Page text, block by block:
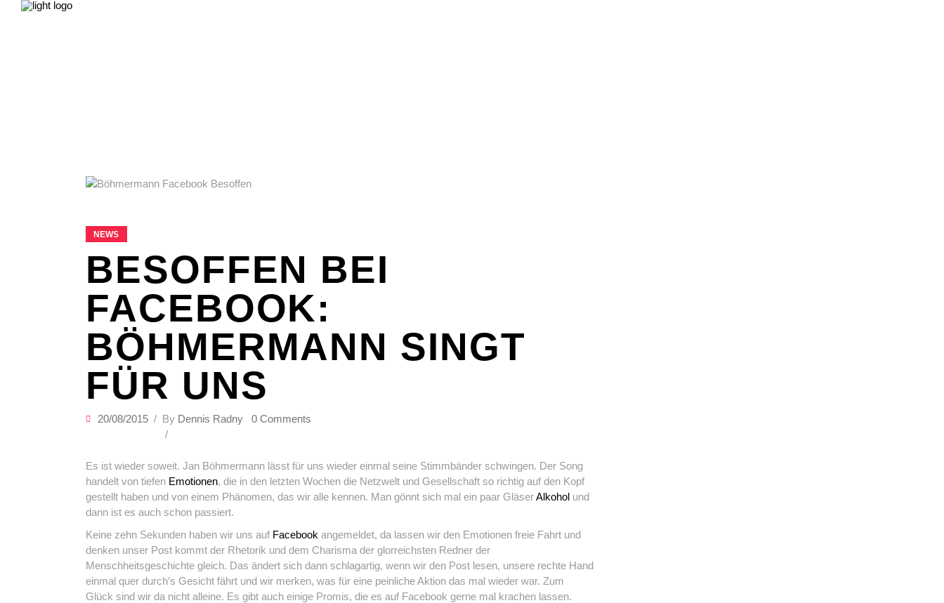
NEWS
BESOFFEN BEI
FACEBOOK:
BÖHMERMANN SINGT
FÜR UNS
20/08/2015 By Dennis Radny 0 Comments
Es ist wieder soweit. Jan Böhmermann lässt für uns wieder einmal seine Stimmbänder schwingen. Der Song
handelt von tiefen Emotionen, die in den letzten Wochen die Netzwelt und Gesellschaft so richtig auf den Kopf
gestellt haben und von einem Phänomen, das wir alle kennen. Man gönnt sich mal ein paar GläserAlkohol und
dann ist es auch schon passiert.
Keine zehn Sekunden haben wir uns auf Facebook angemeldet, da lassen wir den Emotionen freie Fahrt und
denken unser Post kommt der Rhetorik und dem Charisma der glorreichsten Redner der
Menschheitsgeschichte gleich. Das ändert sich dann schlagartig, wenn wir den Post lesen, unsere rechte Hand
einmal quer durch’s Gesicht fährt und wir merken, was für eine peinliche Aktion das mal wieder war. Zum
Glück sind wir da nicht alleine. Es gibt auch einige Promis, die es auf Facebook gerne mal krachen lassen.